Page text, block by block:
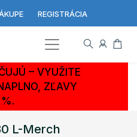
REGISTRÁCIA
– VYUŽITE
ZĽAVY
L-Merch